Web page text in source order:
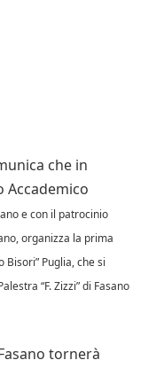
che in
Accademico
e con il patrocinio
organizza la prima
Bisori” Puglia, che si
“F. Zizzi” di Fasano
tornerà